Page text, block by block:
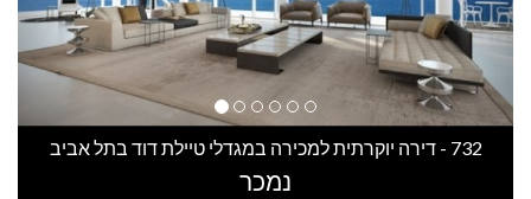
732 - דירה יוקרתית למכירה במגדלי טיילת דוד בתל אביב
נמכר